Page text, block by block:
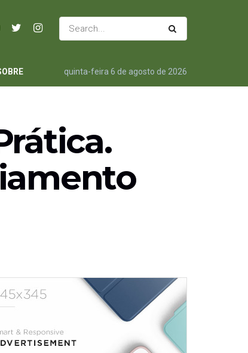
quinta-feira 6 de agosto de 2026